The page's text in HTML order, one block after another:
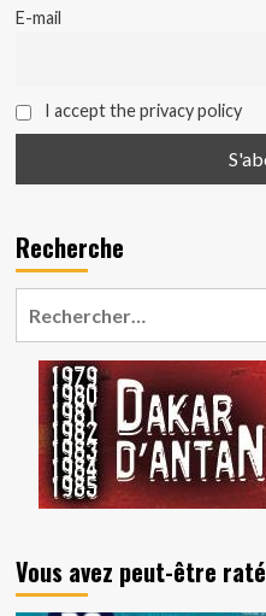
E-mail
I accept the privacy policy
Recherche
Vous avez peut-être raté